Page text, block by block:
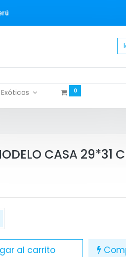
Exóticos 0
CASA 29*31
al carrito